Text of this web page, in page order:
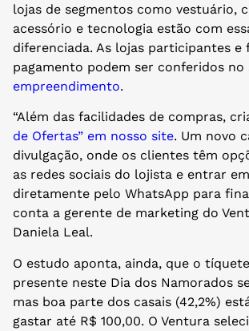
lojas de segmentos como vestuário,
acessório e tecnologia estão com
diferenciada. As lojas participantes e
pagamento podem ser conferidos no
empreendimento.
“Além das facilidades de compras,
de Ofertas” em nosso site. Um novo
divulgação, onde os clientes têm
as redes sociais do lojista e entrar
diretamente pelo WhatsApp para
conta a gerente de marketing do
Daniela Leal.
O estudo aponta, ainda, que o
presente neste Dia dos Namorados
mas boa parte dos casais (42,2%)
gastar até R$ 100,00. O Ventura